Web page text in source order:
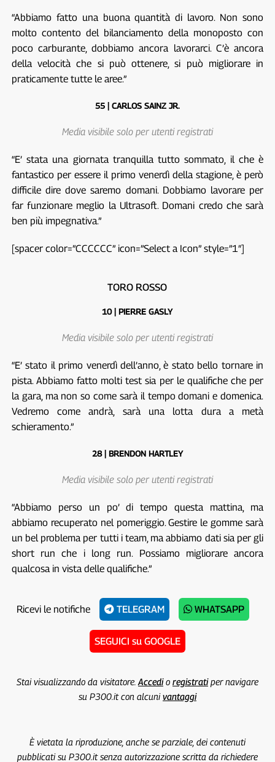
“Abbiamo fatto una buona quantità di lavoro. Non sono
molto contento del bilanciamento della monoposto con
poco carburante, dobbiamo ancora lavorarci. C’è ancora
della velocità che si può ottenere, si può migliorare in
praticamente tutte le aree.”
55 | CARLOS SAINZ JR.
Media visibile solo per utenti registrati
“E’ stata una giornata tranquilla tutto sommato, il che è
fantastico per essere il primo venerdì della stagione, è però
difficile dire dove saremo domani. Dobbiamo lavorare per
far funzionare meglio la Ultrasoft. Domani credo che sarà
ben più impegnativa.”
[spacer color=”CCCCCC” icon=”Select a Icon” style=”1″]
TORO ROSSO
10 | PIERRE GASLY
Media visibile solo per utenti registrati
“E’ stato il primo venerdì dell’anno, è stato bello tornare in
pista. Abbiamo fatto molti test sia per le qualifiche che per
la gara, ma non so come sarà il tempo domani e domenica.
Vedremo come andrà, sarà una lotta dura a metà
schieramento.”
28 | BRENDON HARTLEY
Media visibile solo per utenti registrati
“Abbiamo perso un po’ di tempo questa mattina, ma
abbiamo recuperato nel pomeriggio. Gestire le gomme sarà
un bel problema per tutti i team, ma abbiamo dati sia per gli
short run che i long run. Possiamo migliorare ancora
qualcosa in vista delle qualifiche.”
Ricevi le notifiche TELEGRAM WHATSAPP
SEGUICI su GOOGLE
Stai visualizzando da visitatore. Accedio registratiper navigare
su P300.it con alcunivantaggi
È vietata la riproduzione, anche se parziale, dei contenuti
pubblicati su P300.it senza autorizzazione scritta da richiedere